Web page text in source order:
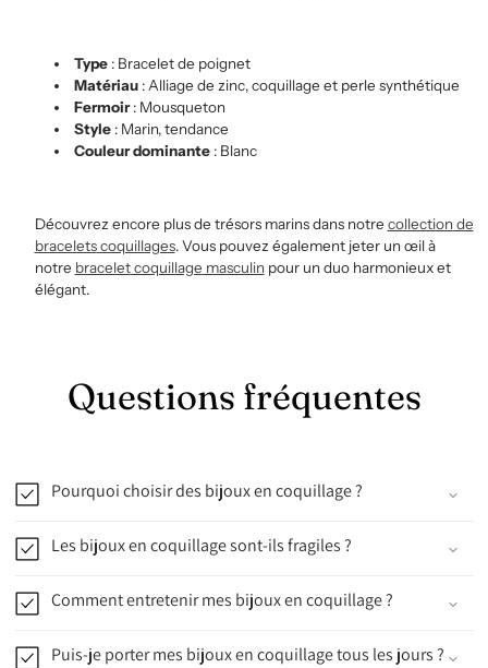
Type : Bracelet de poignet
Matériau : Alliage de zinc, coquillage et perle synthétique
Fermoir: Mousqueton
Style : Marin, tendance
Couleur dominante : Blanc
Découvrez encore plus de trésors marins dans notre collection de
braceletscoquillages. Vous pouvez également jeter un œil à
notre braceletcoquillage masculin pour un duo harmonieux et
élégant.
Questions fréquentes
Pourquoi choisir des bijoux en coquillage ?
Les bijoux en coquillage sont-ils fragiles ?
Comment entretenir mes bijoux en coquillage ?
Puis-je porter mes bijoux en coquillage tous les jours ?